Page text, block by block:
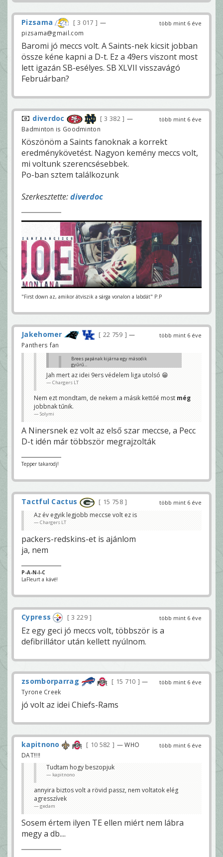
több mint 6 éve
Pizsama 3 017
—
pizsama@gmail.com
Baromi jó meccs volt. A Saints-nek kicsit jobban
össze kéne kapni a D-t. Ez a 49ers viszont most
lett igazán SB-esélyes. SB XLVII visszavágó
Februárban?
több mint 6 éve
diverdoc 3 382
—
Badminton is Goodminton
Köszönöm a Saints fanoknak a korrekt
eredménykövetést. Nagyon kemény meccs volt,
mi voltunk szerencsésebbek.
Po-ban sztem találkozunk
Szerkesztette:diverdoc
"First down az, amikor átviszik a sárga vonalon a labdát" P.P
több mint 6 éve
Jakehomer 22 759
—
Panthers fan
Brees papának kijárna egy második
gyűrű...
Az biztos, de ha el is jutnak az SB-be és véletlenül a
van...
Solymi
Jah mert az idei 9ers védelem liga utolsó 😁
Chargers LT
Nem ezt mondtam, de nekem a másik kettőé most még
jobbnak tűnik.
Solymi
A Ninersnek ez volt az első szar meccse, a Pecc
D-t idén már többször megrajzolták
Tepper takarodj!
több mint 6 éve
Tactful Cactus
15 758
Az év egyik legjobb meccse volt ez is
Chargers LT
packers-redskins-et is ajánlom
ja, nem
P-A-N-I-C
LaFleurt a kávé!
több mint 6 éve
Cypress 3 229
Ez egy geci jó meccs volt, többször is a
defibrillátor után kellett nyúlnom.
több mint 6 éve
zsomborparrag 15 710
—
Tyrone Creek
jó volt az idei Chiefs-Rams
több mint 6 éve
kapitnono 10 582
— WHO
DAT!!!!
Tudtam hogy beszopjuk
kapitnono
annyira biztos volt a rövid passz, nem voltatok elég
agresszívek
gedam
Sosem értem ilyen TE ellen miért nem lábra
megy a db....